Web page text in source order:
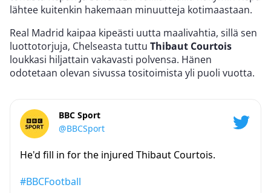
lähtee kuitenkin hakemaan minuutteja kotimaastaan.
Real Madrid kaipaa kipeästi uutta maalivahtia, sillä sen
luottotorjuja, Chelseasta tuttu Thibaut Courtois
loukkasi hiljattain vakavasti polvensa. Hänen
odotetaan olevan sivussa tositoimista yli puoli vuotta.
BBC Sport
@BBCSport
He'd fill in for the injured Thibaut Courtois.
#BBCFootball